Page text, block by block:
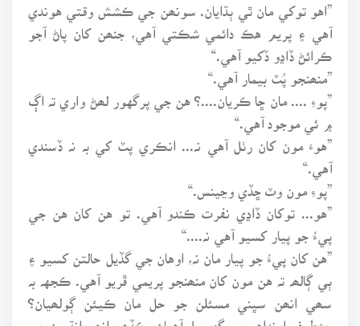
”اهو توکي مان ٿي ٻڌايان. سونھن جي ڪشش وقتي هوندي
آهي ۽ پريم هڪ دائمي شڪتي آهي، جنھن کان پاڻ آجو
ڪرائڻ ڏاڍو ڏکيو آهي.“
”منھنجو پُٽ بيمار آهي.“
”پوءِ .... مان ڇا ڪريان....؟ هن جي پرگهور لھڻ واري تہ اڳ
۾ ئي موجود آهي.“
”هوءَ مون کان رٺل آهي نہ... انڪري پٽ کي بہ نہ ڏسندي
آهي.“
”پوءِ مون وٽ ڇڏي وڃينس.“
”هو... توکان ڏاڍي نفرت ڪندو آهي. تو هن کان هن جي
پيءُ جو پيار کسيو آهي نہ....“
”هن کان پيءُ جو پيار مان نہ، اوهان جي گڏيل حالتن کسيو ۽
ٻي ڳالھہ تہ هن مون کان منھنجو پريمي ڦريو آهي. ڪجهہ بہ
سھي انھن سڀني مسئلن جو حل مان ڪيئن ڳولھيان؟
چؤطرف اونداهين ۾ گهيريل آهيان، ڪڏهن انھن انڌيرن جي